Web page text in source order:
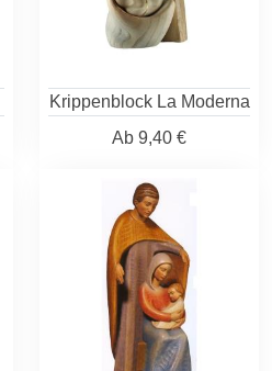
Krippenblock La Moderna
Ab 9,40 €